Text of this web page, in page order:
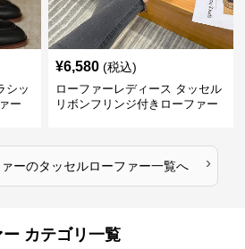
シッ
ー
¥6,580 (税込)
ローファーレディース タッセル
リボンフリンジ付きローファー
ーのタッセルローファー一覧へ ›
カテゴリ一覧